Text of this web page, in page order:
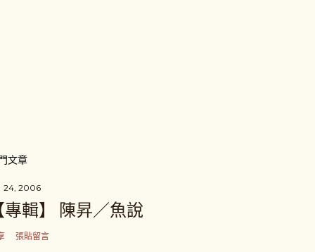
文章
24, 2006
專輯】 陳昇／魚說
張貼留言